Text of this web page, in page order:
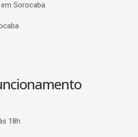
Sorocaba
18h